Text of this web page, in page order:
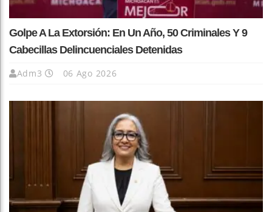
Golpe A La Extorsión: En Un Año, 50 Criminales Y 9
Cabecillas Delincuenciales Detenidas
Adm3 06 Ago 2026